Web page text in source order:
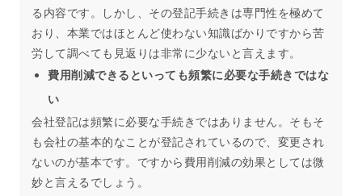
る内容です。しかし、その登記手続きは専門性を極めて
おり、本業ではほとんど使わない知識ばかりですから苦
労して調べても見返りは非常に少ないと言えます。
費用削減できるといっても頻繁に必要な手続きではな
い
会社登記は頻繁に必要な手続きではありません。そもそ
も会社の基本的なことが登記されているので、変更され
ないのが基本です。ですから費用削減の効果としては微
妙と言えるでしょう。